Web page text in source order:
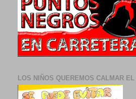
LOS NIÑOS QUEREMOS CALMAR